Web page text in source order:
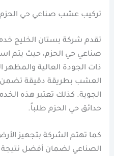
تركيب عشب صناعي حي الحزم
تقدم شركة بستان الخليج
صناعي حي الحزم، حيث يتم
ذات الجودة العالية
العشب بطريقة دقيقة تضمن
الجوية. كذلك تعتبر هذه
حدائق حي الحزم طلباً.
كما تهتم الشركة بتجهيز
الصناعي لضمان أفضل